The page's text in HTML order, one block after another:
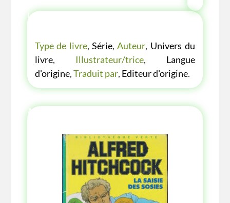
LES P'TITES LISTES DES BIBLIOTHÈQUE
Type de livre, Série, Auteur, Univers du
livre, Illustrateur/trice, Langue
d'origine,Traduit par, Editeur d'origine.
AUTRES ANNÉE AUTRES COUVERTURES